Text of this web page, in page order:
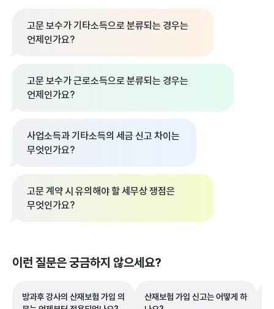
고문 보수가 기타소득으로 분류되는 경우는
언제인가요?
고문 보수가 근로소득으로 분류되는 경우는
언제인가요?
사업소득과 기타소득의 세금 신고 차이는
무엇인가요?
고문 계약 시 유의해야 할 세무상 쟁점은
무엇인가요?
이런 질문은 궁금하지 않으세요?
방과후 강사의 산재보험 가입 의
산재보험 가입 신고는 어떻게 하